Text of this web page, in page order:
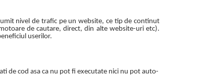
nivel de trafic pe un website, ce tip de continut
de cautare, direct, din alte website-uri etc).
userilor.
de cod asa ca nu pot fi executate nici nu pot auto-